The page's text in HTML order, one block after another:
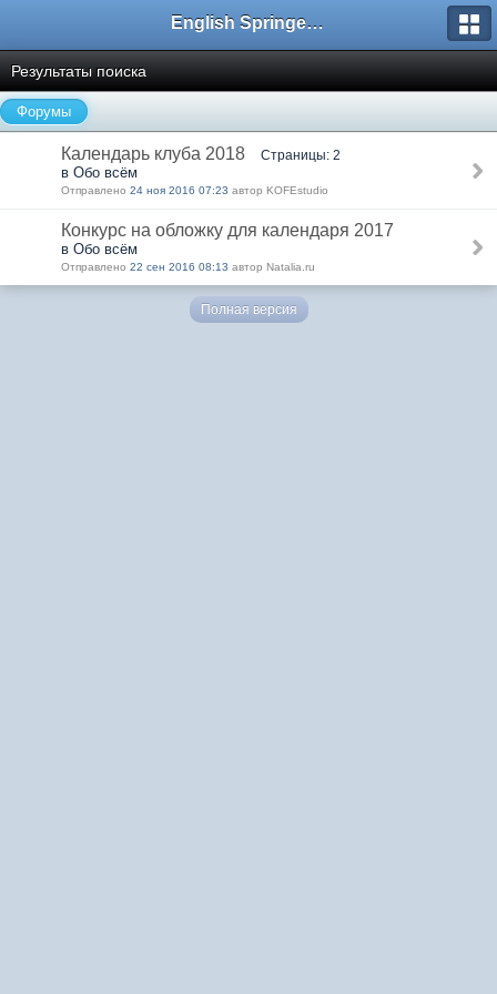
English Springer Spaniel Club
Результаты поиска
Форумы
Календарь клуба 2018 Страницы: 2
в Обо всём
Отправлено 24 ноя 2016 07:23 автор KOFEstudio
Конкурс на обложку для календаря 2017
в Обо всём
Отправлено 22 сен 2016 08:13 автор Natalia.ru
Полная версия